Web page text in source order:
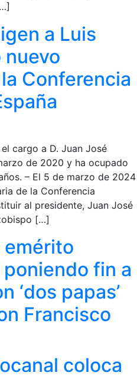
a Luis
nuevo
Conferencia
cargo a D. Juan José
de 2020 y ha ocupado
– El 5 de marzo de 2024
de la Conferencia
al presidente, Juan José
[…]
emérito
fin a
‘dos papas’
Francisco
coloca